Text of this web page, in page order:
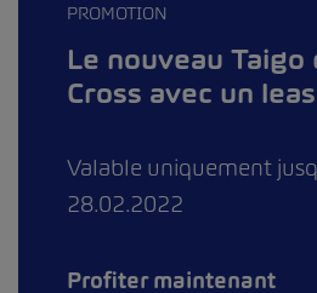
PROMOTION
Le nouveau Taigo
Cross avec un
Valable uniquement
28.02.2022
Profiter maintenant